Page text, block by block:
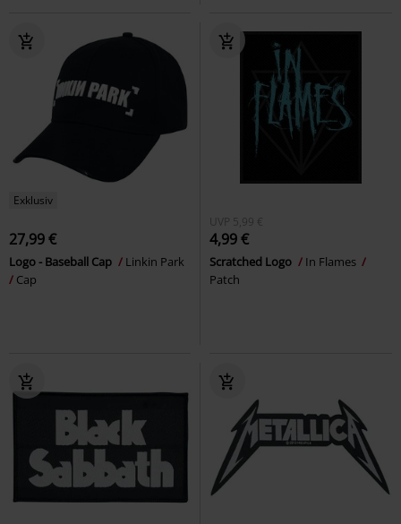
Exklusiv
27,99 €
Logo - Baseball Cap
Linkin Park
Cap
UVP 5,99 €
4,99 €
Scratched Logo
In Flames
Patch